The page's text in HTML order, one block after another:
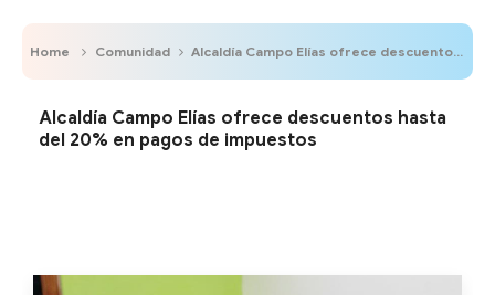
Home Comunidad Alcaldía Campo Elías ofrece descuentos hasta del 20% en pagos de impuestos
Alcaldía Campo Elías ofrece descuentos hasta
del 20% en pagos de impuestos